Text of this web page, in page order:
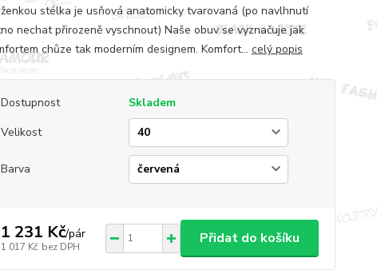
stélka je usňová anatomicky tvarovaná (po navlhnutí
nechat přirozeně vyschnout) Naše obuv se vyznačuje jak
chůze tak moderním designem. Komfort... celý popis
Dostupnost
Skladem
Velikost
Barva
1 231 Kč/pár
1 017 Kč bez DPH
Přidat do košíku